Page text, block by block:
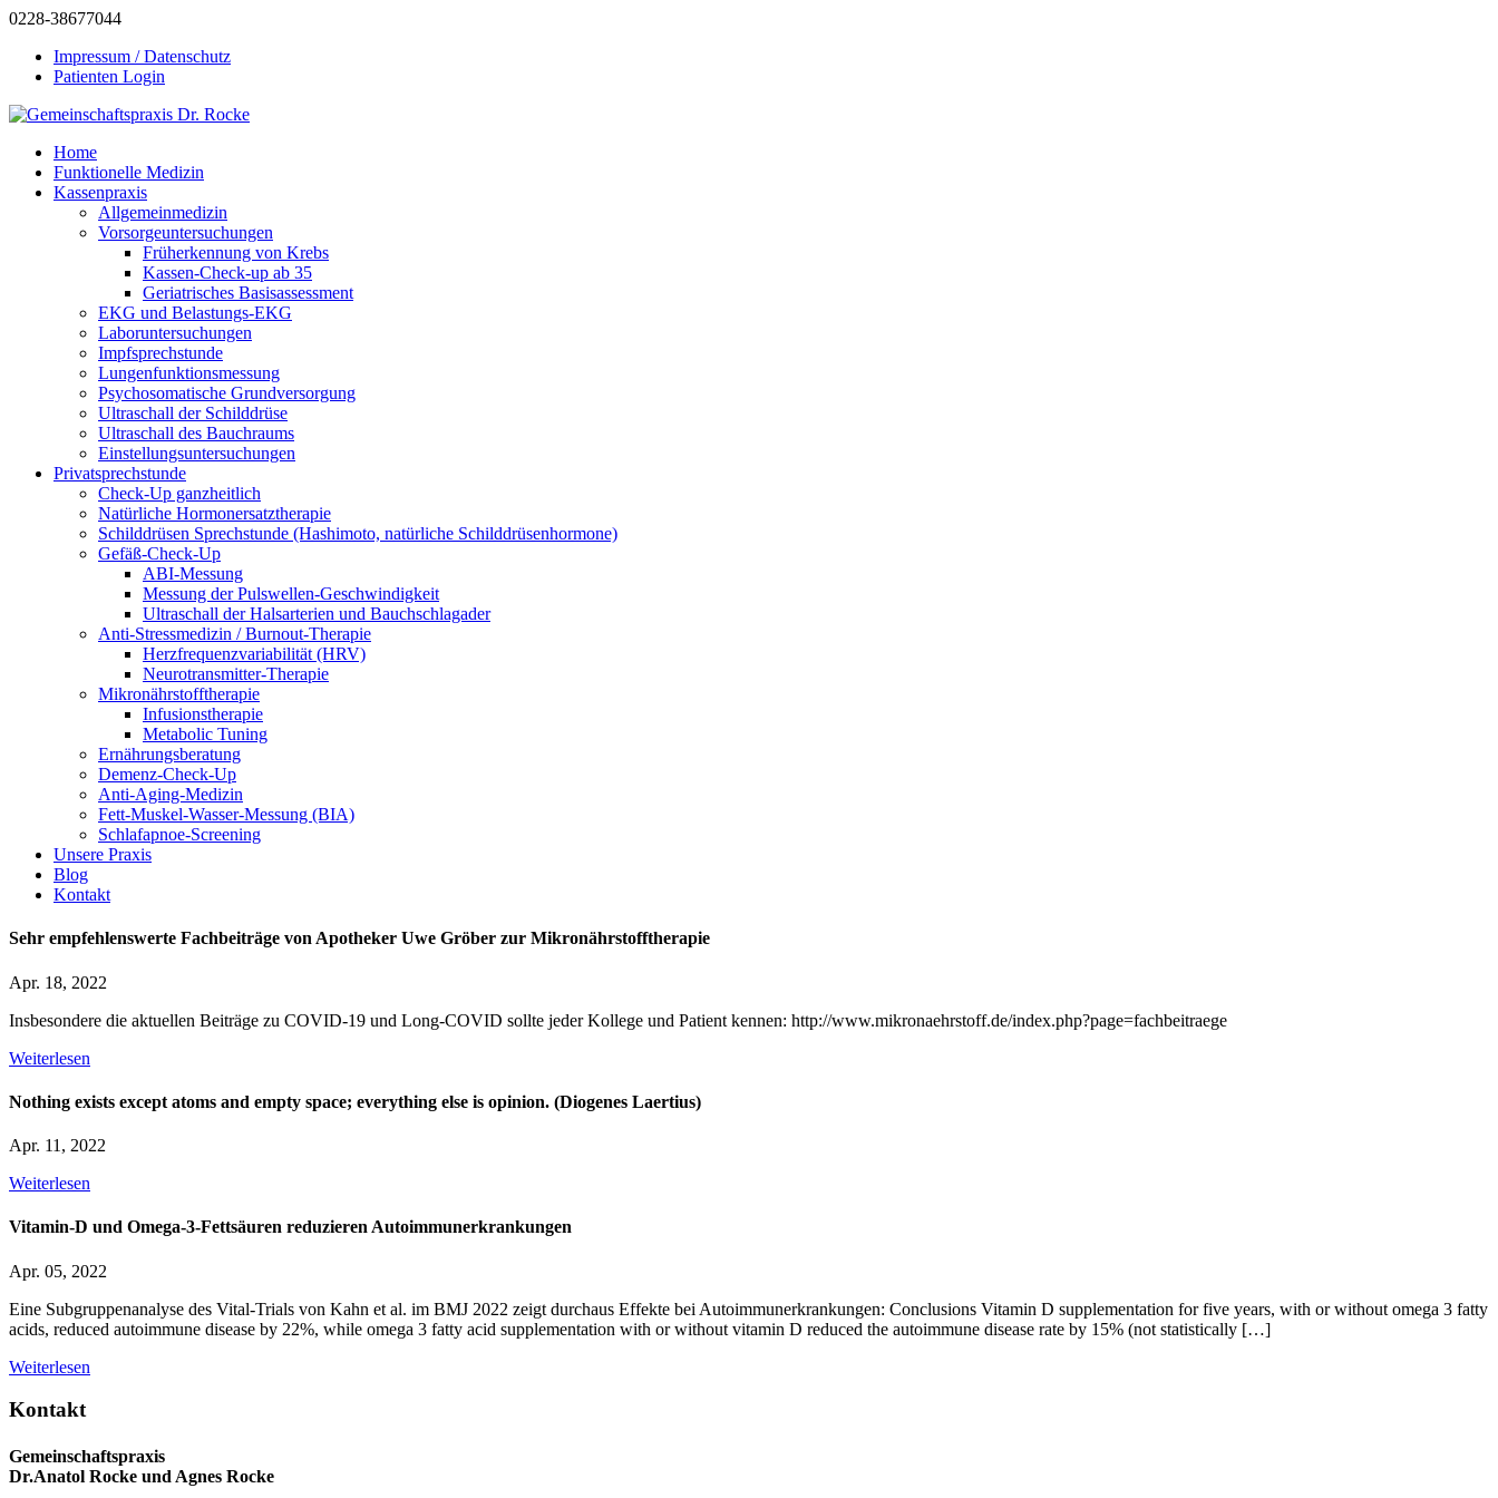
0228-38677044
Impressum / Datenschutz
Patienten Login
Home
Funktionelle Medizin
Kassenpraxis
Allgemeinmedizin
Vorsorgeuntersuchungen
Früherkennung von Krebs
Kassen-Check-up ab 35
Geriatrisches Basisassessment
EKG und Belastungs-EKG
Laboruntersuchungen
Impfsprechstunde
Lungenfunktionsmessung
Psychosomatische Grundversorgung
Ultraschall der Schilddrüse
Ultraschall des Bauchraums
Einstellungsuntersuchungen
Privatsprechstunde
Check-Up ganzheitlich
Natürliche Hormonersatztherapie
Schilddrüsen Sprechstunde (Hashimoto, natürliche Schilddrüsenhormone)
Gefäß-Check-Up
ABI-Messung
Messung der Pulswellen-Geschwindigkeit
Ultraschall der Halsarterien und Bauchschlagader
Anti-Stressmedizin / Burnout-Therapie
Herzfrequenzvariabilität (HRV)
Neurotransmitter-Therapie
Mikronährstofftherapie
Infusionstherapie
Metabolic Tuning
Ernährungsberatung
Demenz-Check-Up
Anti-Aging-Medizin
Fett-Muskel-Wasser-Messung (BIA)
Schlafapnoe-Screening
Unsere Praxis
Blog
Kontakt
Sehr empfehlenswerte Fachbeiträge von Apotheker Uwe Gröber zur Mikronährstofftherapie
Apr. 18, 2022
Insbesondere die aktuellen Beiträge zu COVID-19 und Long-COVID sollte jeder Kollege und Patient kennen: http://www.mikronaehrstoff.de/index.php?page=fachbeitraege
Weiterlesen
Nothing exists except atoms and empty space; everything else is opinion. (Diogenes Laertius)
Apr. 11, 2022
Weiterlesen
Vitamin-D und Omega-3-Fettsäuren reduzieren Autoimmunerkrankungen
Apr. 05, 2022
Eine Subgruppenanalyse des Vital-Trials von Kahn et al. im BMJ 2022 zeigt durchaus Effekte bei Autoimmunerkrankungen: Conclusions Vitamin D supplementation for five years, with or without omega 3 fatty
acids, reduced autoimmune disease by 22%, while omega 3 fatty acid supplementation with or without vitamin D reduced the autoimmune disease rate by 15% (not statistically […]
Weiterlesen
Kontakt
Gemeinschaftspraxis
Dr.Anatol Rocke und Agnes Rocke